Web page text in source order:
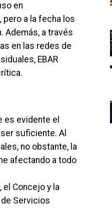
en
pero a la fecha los
Además, a través
en las redes de
EBAR
es evidente el
suficiente. Al
no obstante, la
afectando a todo
Concejo y la
Servicios